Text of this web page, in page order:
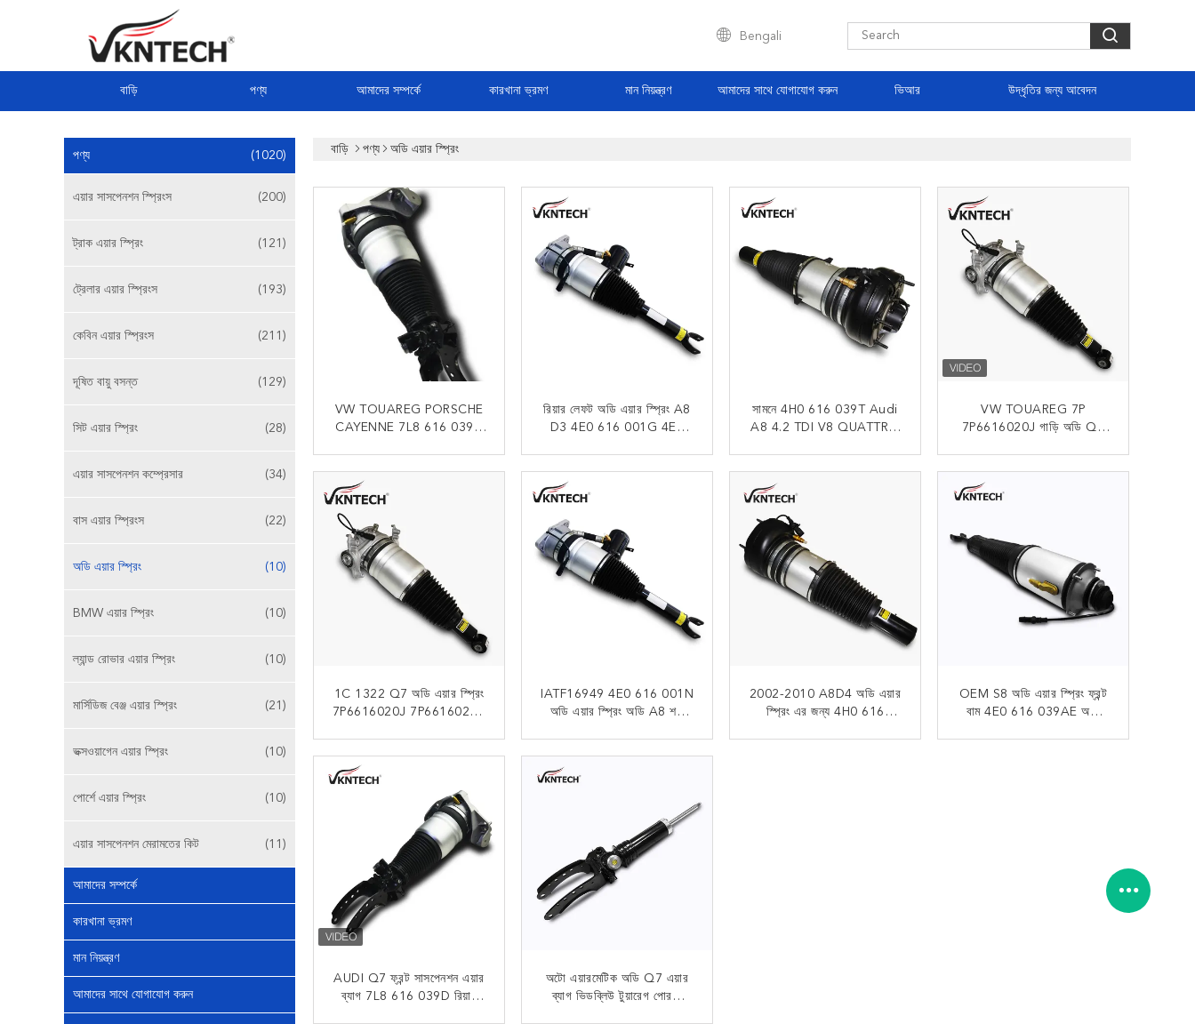
Bengali
বাড়ি পণ্য আমাদের সম্পর্কে কারখানা ভ্রমণ মান নিয়ন্ত্রণ আমাদের সাথে যোগাযোগ করুন ভিআর উদ্ধৃতির জন্য আবেদন
পণ্য (1020)
এয়ার সাসপেনশন স্প্রিংস (200)
ট্রাক এয়ার স্প্রিং (121)
ট্রেলার এয়ার স্প্রিংস (193)
কেবিন এয়ার স্প্রিংস (211)
দূষিত বায়ু বসন্ত (129)
সিট এয়ার স্প্রিং (28)
এয়ার সাসপেনশন কম্প্রেসার (34)
বাস এয়ার স্প্রিংস (22)
অডি এয়ার স্প্রিং (10)
BMW এয়ার স্প্রিং (10)
ল্যান্ড রোভার এয়ার স্প্রিং (10)
মার্সিডিজ বেঞ্জ এয়ার স্প্রিং (21)
ভক্সওয়াগেন এয়ার স্প্রিং (10)
পোর্শে এয়ার স্প্রিং (10)
এয়ার সাসপেনশন মেরামতের কিট (11)
আমাদের সম্পর্কে
কারখানা ভ্রমণ
মান নিয়ন্ত্রণ
আমাদের সাথে যোগাযোগ করুন
বাড়ি পণ্য অডি এয়ার স্প্রিং
VW TOUAREG PORSCHE
CAYENNE 7L8 616 039D
এখন যোগাযোগ
রিয়ার লেফট অডি এয়ার স্প্রিং A8
D3 4E0 616 001G 4E0
এখন যোগাযোগ
সামনে 4H0 616 039T Audi
A8 4.2 TDI V8 QUATTRO
এখন যোগাযোগ
VW TOUAREG 7P
7P6616020J গাড়ি অডি Q7
এখন যোগাযোগ
1C 1322 Q7 অডি এয়ার স্প্রিং
7P6616020J 7P6616020H
এখন যোগাযোগ
IATF16949 4E0 616 001N
অডি এয়ার স্প্রিং অডি A8 শক
এখন যোগাযোগ
2002-2010 A8D4 অডি এয়ার
স্প্রিং এর জন্য 4H0 616
OEM S8 অডি এয়ার স্প্রিং ফ্রন্ট
বাম 4E0 616 039AE অডি
AUDI Q7 ফ্রন্ট সাসপেনশন এয়ার
ব্যাগ 7L8 616 039D রিয়ার
অটো এয়ারমেটিক অডি Q7 এয়ার
ব্যাগ ভিডব্লিউ টুয়ারেগ পোরশে